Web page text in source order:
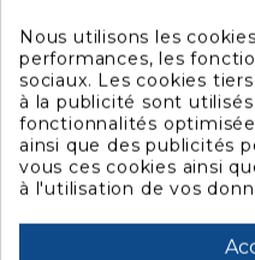
Nous utilisons les
performances, les
sociaux. Les cookies
à la publicité sont
fonctionnalités
ainsi que des publicités
vous ces cookies ainsi
à l'utilisation de vos